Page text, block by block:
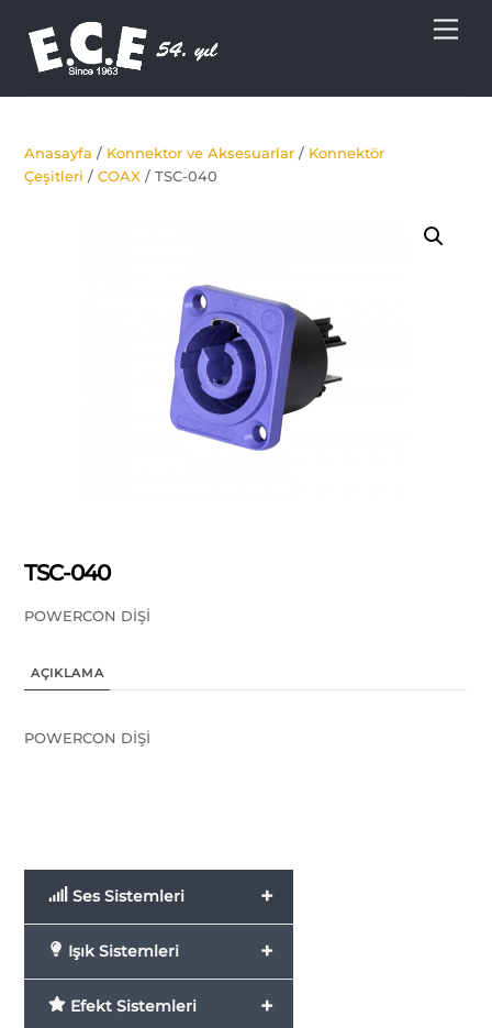
content
Anasayfa / Konnektor ve Aksesuarlar / Konnektör
Çeşitleri /COAX / TSC-040
TSC-040
POWERCON DİŞİ
AÇIKLAMA
POWERCON DİŞİ
+
Ses Sistemleri
+
Işık Sistemleri
+
Efekt Sistemleri